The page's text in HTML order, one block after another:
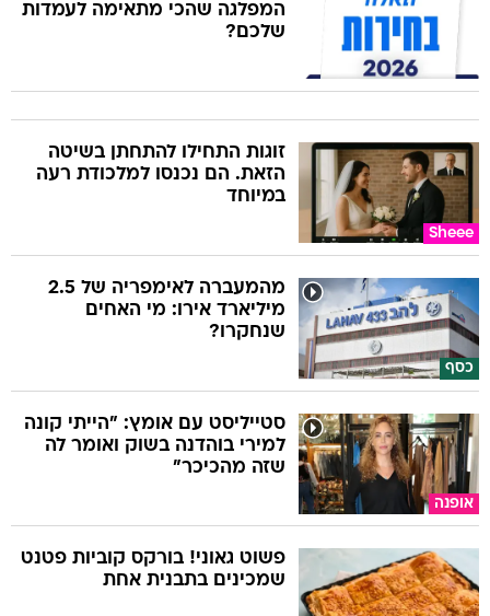
המפלגה שהכי מתאימה לעמדות
שלכם?
Sheee
זוגות התחילו להתחתן בשיטה
הזאת. הם נכנסו למלכודת רעה
במיוחד
כסף
מהמעברה לאימפריה של 2.5
מיליארד אירו: מי האחים
שנחקרו?
אופנה
סטייליסט עם אומץ: "הייתי קונה
למירי בוהדנה בשוק ואומר לה
שזה מהכיכר"
פשוט גאוני! בורקס קוביות פטנט
שמכינים בתבנית אחת